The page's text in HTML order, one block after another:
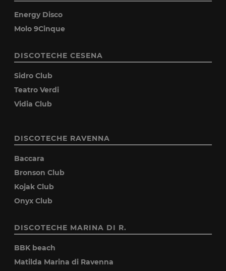
Energy Disco
Molo 9Cinque
DISCOTECHE CESENA
Sidro Club
Teatro Verdi
Vidia Club
DISCOTECHE RAVENNA
Baccara
Bronson Club
Kojak Club
Onyx Club
DISCOTECHE MARINA DI R.
BBK beach
Matilda Marina di Ravenna